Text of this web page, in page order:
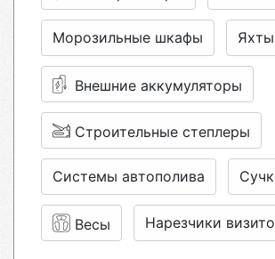
Морозильные шкафы Яхты
Внешние аккумуляторы
Строительные степлеры
Системы автополива
Весы Нарезчики